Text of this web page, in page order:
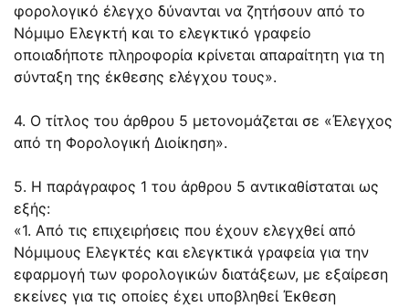
φορολογικό έλεγχο δύνανται να ζητήσουν από το
Νόμιμο Ελεγκτή και το ελεγκτικό γραφείο
οποιαδήποτε πληροφορία κρίνεται απαραίτητη για τη
σύνταξη της έκθεσης ελέγχου τους».
4. Ο τίτλος του άρθρου 5 μετονομάζεται σε «Έλεγχος
από τη Φορολογική Διοίκηση».
5. Η παράγραφος 1 του άρθρου 5 αντικαθίσταται ως
εξής:
«1. Από τις επιχειρήσεις που έχουν ελεγχθεί από
Νόμιμους Ελεγκτές και ελεγκτικά γραφεία για την
εφαρμογή των φορολογικών διατάξεων, με εξαίρεση
εκείνες για τις οποίες έχει υποβληθεί Έκθεση